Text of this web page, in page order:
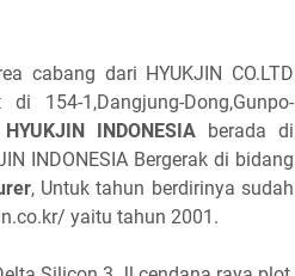
cabang dari HYUKJIN CO.LTD
1,Dangjung-Dong,Gunpo-
INDONESIA berada di
INDONESIA Bergerak di bidang
, Untuk tahun berdirinya sudah
yaitu tahun 2001.